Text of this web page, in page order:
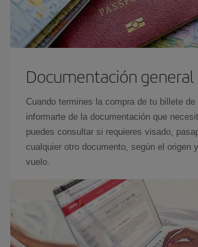
Documentación general
Cuando termines la compra de tu billete
informarte de la documentación que
puedes consultar si requieres visado,
cualquier otro documento, según el origen
vuelo.